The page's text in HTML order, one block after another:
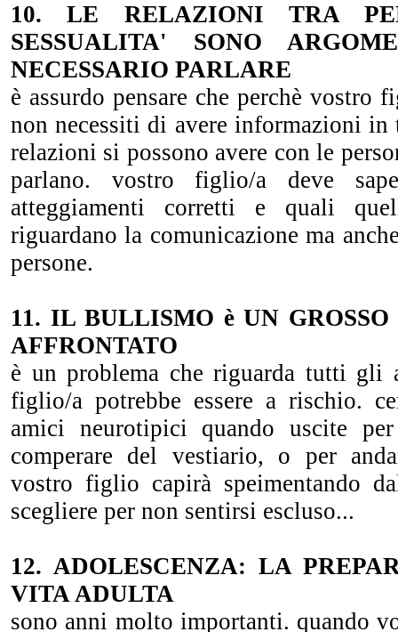
10. LE RELAZIONI TRA
SESSUALITA' SONO
NECESSARIO PARLARE
è assurdo pensare che perchè vostro
non necessiti di avere informazioni in
relazioni si possono avere con le
parlano. vostro figlio/a deve
atteggiamenti corretti e quali
riguardano la comunicazione ma
persone.
11. IL BULLISMO è UN
AFFRONTATO
è un problema che riguarda tutti gli
figlio/a potrebbe essere a rischio.
amici neurotipici quando uscite
comperare del vestiario, o per
vostro figlio capirà speimentando
scegliere per non sentirsi escluso...
12. ADOLESCENZA: LA
VITA ADULTA
sono anni molto importanti. quando